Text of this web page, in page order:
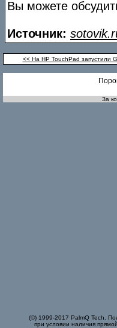
Вы можете
Источник:
<< На HP TouchPad запустили
За
(©) 1999-2017 PalmQ Tech.
при условии наличия